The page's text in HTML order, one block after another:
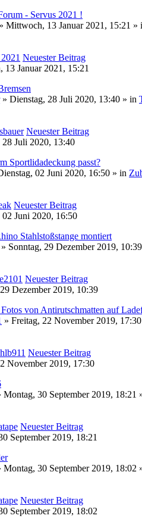
- Servus 2021 !
» Mittwoch, 13 Januar 2021, 15:21 »
Neuester Beitrag
13 Januar 2021, 15:21
» Dienstag, 28 Juli 2020, 13:40 » in
Neuester Beitrag
28 Juli 2020, 13:40
Sportlidadeckung passt?
02 Juni 2020, 16:50 » in
Neuester Beitrag
02 Juni 2020, 16:50
Stahlstoßstange montiert
» Sonntag, 29 Dezember 2019,
Neuester Beitrag
Dezember 2019, 10:39
von Antirutschmatten auf
» Freitag, 22 November 2019,
Neuester Beitrag
November 2019, 17:30
Montag, 30 September 2019, 18:21
Neuester Beitrag
September 2019, 18:21
Montag, 30 September 2019, 18:02
Neuester Beitrag
September 2019, 18:02